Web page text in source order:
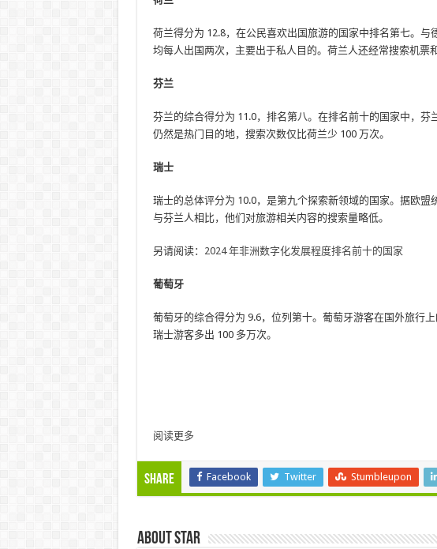
荷兰得分为 12.8，在公民喜欢出国旅游的国家中排名第七。
均每人出国两次，主要出于私人目的。荷兰人还经常搜索机票
芬兰
芬兰的综合得分为 11.0，排名第八。在排名前十的国家中，
仍然是热门目的地，搜索次数仅比荷兰少 100 万次。
瑞士
瑞士的总体评分为 10.0，是第九个探索新领域的国家。据欧盟
与芬兰人相比，他们对旅游相关内容的搜索量略低。
另请阅读： 2024 年非洲数字化发展程度排名前十的国家
葡萄牙
葡萄牙的综合得分为 9.6，位列第十。葡萄牙游客在国外旅行
瑞士游客多出 100 多万次。
阅读更多
Share Facebook Twitter Stumbleupon
About star